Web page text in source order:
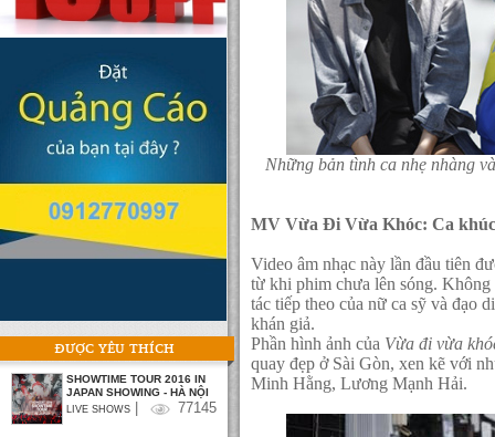
ĐƯỢC YÊU THÍCH
SHOWTIME TOUR 2016 IN
JAPAN SHOWING - HÀ NỘI
LIVE SHOWS 77145
Những bản tình ca nhẹ nhàng
MV Vừa Đi Vừa Khóc: Ca
Video âm nhạc này lần đầu tiên
từ khi phim chưa lên sóng. Không
tác tiếp theo của nữ ca sỹ và đạo
khán giả.
Phần hình ảnh của Vừa đi vừa
quay đẹp ở Sài Gòn, xen kẽ với
Minh Hằng, Lương Mạnh Hải.